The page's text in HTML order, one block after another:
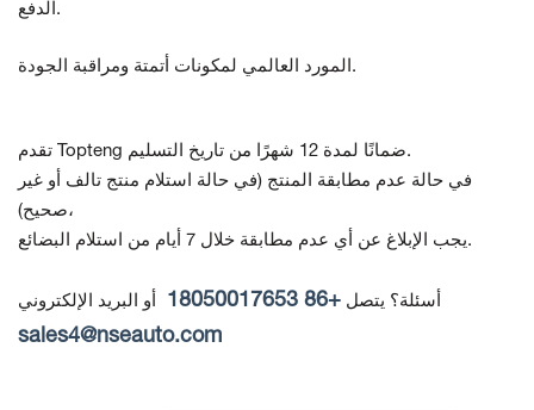
الدفع.
المورد العالمي لمكونات أتمتة ومراقبة الجودة.
تقدم Topteng ضمانًا لمدة 12 شهرًا من تاريخ التسليم.
في حالة عدم مطابقة المنتج (في حالة استلام منتج تالف أو غير
صحيح)،
يجب الإبلاغ عن أي عدم مطابقة خلال 7 أيام من استلام البضائع.
أسئلة؟ يتصل +86 18050017653 أو البريد الإلكتروني
sales4@nseauto.com